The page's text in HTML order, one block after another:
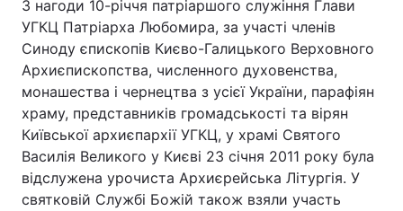
З нагоди 10-річчя патріаршого служіння Глави
УГКЦ Патріарха Любомира, за участі членів
Синоду єпископів Києво-Галицького Верховного
Архиєпископства, численного духовенства,
монашества і чернецтва з усієї України, парафіян
храму, представників громадськості та вірян
Київської архиєпархії УГКЦ, у храмі Святого
Василія Великого у Києві 23 січня 2011 року була
відслужена урочиста Архиєрейська Літургія. У
святковій Службі Божій також взяли участь